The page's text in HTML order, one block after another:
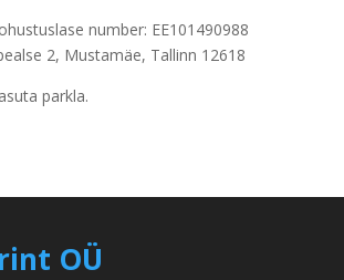
number: EE101490988
2, Mustamäe, Tallinn 12618
parkla.
OÜ